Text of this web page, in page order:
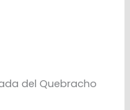
del Quebracho